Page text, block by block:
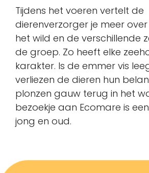
Tijdens het voeren vertelt de
dierenverzorger je meer
het wild en de verschillende
de groep. Zo heeft elke
karakter. Is de emmer vis
verliezen de dieren hun
plonzen gauw terug in het
bezoekje aan Ecomare is
jong en oud.